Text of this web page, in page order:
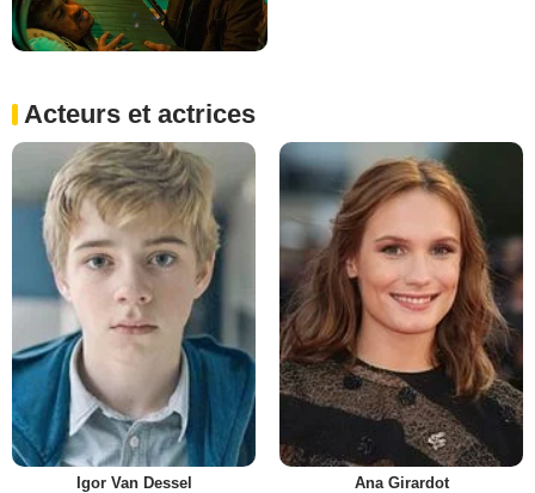
Acteurs et actrices
Igor Van Dessel Ana Girardot